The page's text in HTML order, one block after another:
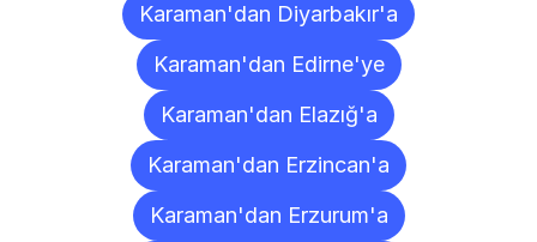
Karaman'dan Diyarbakır'a
Karaman'dan Edirne'ye
Karaman'dan Elazığ'a
Karaman'dan Erzincan'a
Karaman'dan Erzurum'a